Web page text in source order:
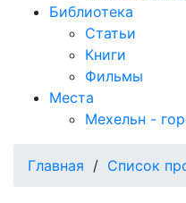
Библиотека
Статьи
Книги
Фильмы
Места
Мехельн -
Главная / Список